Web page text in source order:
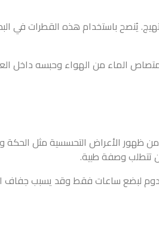
يُنصح باستخدام هذه القطرات في
الماء من الهواء وحبسه داخل
ظهور الأعراض التحسسية مثل الحكة
تتطلب وصفة طبية.
يدوم لبضع ساعات فقط وقد يسبب جفاف